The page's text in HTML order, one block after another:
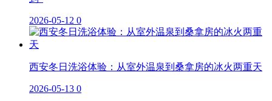
2026-05-12 0
西安冬日洗浴体验：从室外温泉到桑拿房的冰火两重天
2026-05-13 0